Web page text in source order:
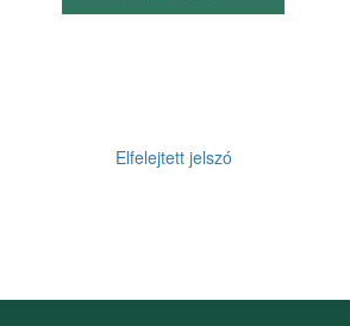
Elfelejtett jelszó